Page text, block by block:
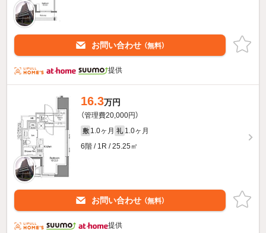
お問い合わせ （無料）
提供
16.3万円
（管理費20,000円）
敷 1.0ヶ月 礼 1.0ヶ月
6階 / 1R / 25.25㎡
お問い合わせ （無料）
提供